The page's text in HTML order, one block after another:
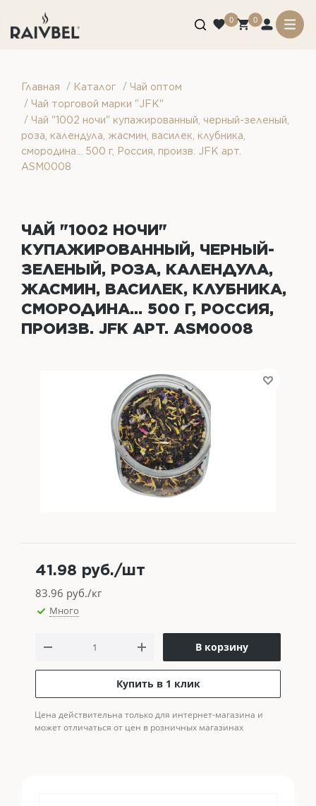
0 0
Главная / Каталог / Чай оптом
/ Чай торговой марки "JFK"
/ Чай "1002 ночи" купажированный, черный-зеленый,
роза, календула, жасмин, василек, клубника,
смородина... 500 г, Россия, произв. JFK арт.
ASM0008
ЧАЙ "1002 НОЧИ"
КУПАЖИРОВАННЫЙ, ЧЕРНЫЙ-
ЗЕЛЕНЫЙ, РОЗА, КАЛЕНДУЛА,
ЖАСМИН, ВАСИЛЕК, КЛУБНИКА,
СМОРОДИНА... 500 Г, РОССИЯ,
ПРОИЗВ. JFK АРТ. ASM0008
41.98 руб./шт
83.96 руб./кг
Много
В корзину
Купить в 1 клик
Цена действительна только для интернет-магазина и
может отличаться от цен в розничных магазинах